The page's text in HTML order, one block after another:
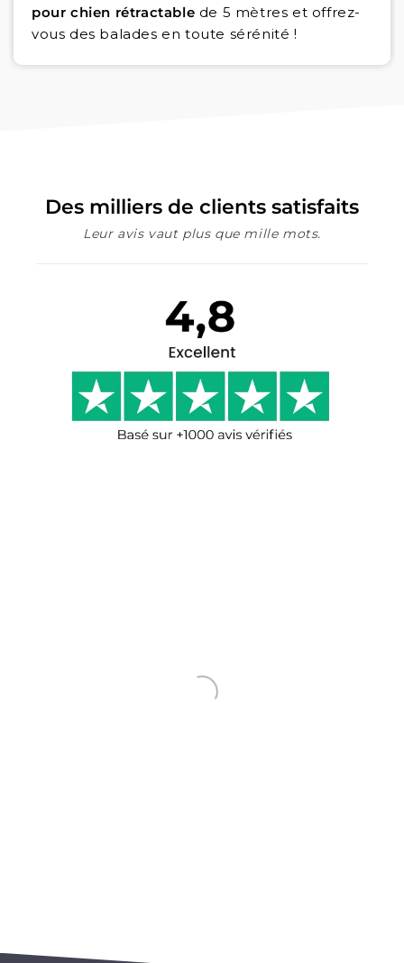
pour chien rétractable de 5 mètres et offrez-
vous des balades en toute sérénité !
Des milliers de clients satisfaits
Leur avis vaut plus que mille mots.